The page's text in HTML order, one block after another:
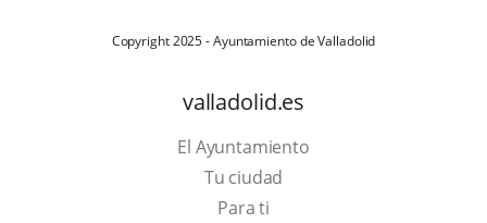
Copyright 2025 - Ayuntamiento de Valladolid
valladolid.es
El Ayuntamiento
Tu ciudad
Para ti